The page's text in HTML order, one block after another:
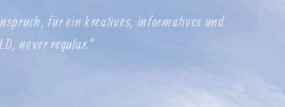
für ein kreatives, informatives und
never regular.“